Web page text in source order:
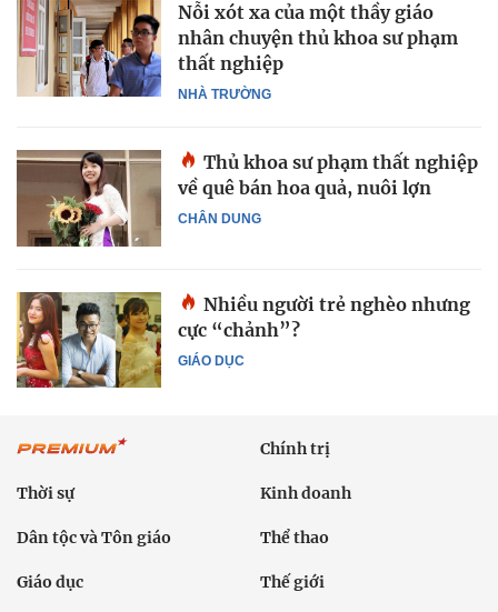
NHÀ TRƯỜNG
Nỗi xót xa của một thầy giáo
nhân chuyện thủ khoa sư phạm
thất nghiệp
CHÂN DUNG
Thủ khoa sư phạm thất nghiệp
về quê bán hoa quả, nuôi lợn
GIÁO DỤC
Nhiều người trẻ nghèo nhưng
cực “chảnh”?
Chính trị
Thời sự Kinh doanh
Dân tộc và Tôn giáo Thể thao
Giáo dục Thế giới